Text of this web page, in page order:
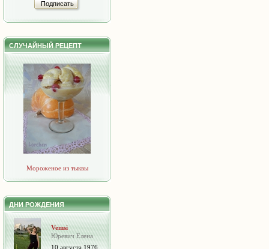
Подписать
СЛУЧАЙНЫЙ РЕЦЕПТ
Мороженое из тыквы
ДНИ РОЖДЕНИЯ
Vemsi
Юревич Елена
10 августа 1976